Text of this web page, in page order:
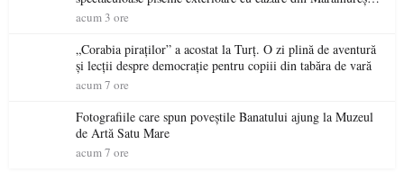
ideale pentru o escapadă de vară
acum 3 ore
„Corabia piraților” a acostat la Turț. O zi plină de aventură
și lecții despre democrație pentru copiii din tabăra de vară
acum 7 ore
Fotografiile care spun poveștile Banatului ajung la Muzeul
de Artă Satu Mare
acum 7 ore